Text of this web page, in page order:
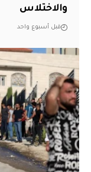
والاختلاس
قبل أسبوع واحد